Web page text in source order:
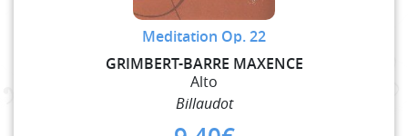
Meditation Op. 22
GRIMBERT-BARRE MAXENCE
Alto
Billaudot